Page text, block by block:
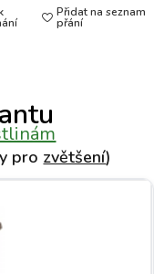
Přidat na seznam
přání
pro zvětšení)